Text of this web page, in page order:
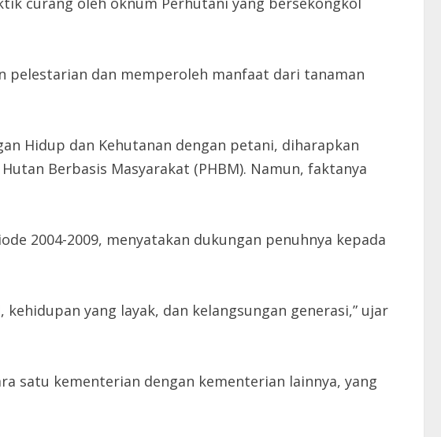
pelestarian dan memperoleh manfaat dari tanaman
Hidup dan Kehutanan dengan petani, diharapkan
Berbasis Masyarakat (PHBM). Namun, faktanya
2004-2009, menyatakan dukungan penuhnya kepada
yang layak, dan kelangsungan generasi,” ujar
satu kementerian dengan kementerian lainnya, yang